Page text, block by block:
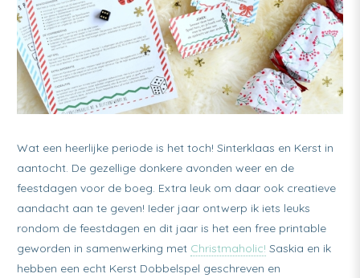
Wat een heerlijke periode is het toch! Sinterklaas en Kerst in
aantocht. De gezellige donkere avonden weer en de
feestdagen voor de boeg. Extra leuk om daar ook creatieve
aandacht aan te geven! Ieder jaar ontwerp ik iets leuks
rondom de feestdagen en dit jaar is het een free printable
geworden in samenwerking met Christmaholic! Saskia en ik
hebben een echt Kerst Dobbelspel geschreven en